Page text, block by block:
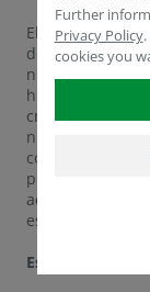
El tratamiento
demostrando
numerosos
húmicos son
crecimiento de
nutrientes sin
contrario: las
positivos
acumulación de
estructura del
Esto es lo que
Further
Privacy Policy.
cookies you